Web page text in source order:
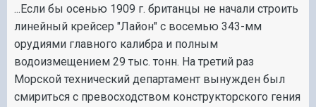
...Если бы осенью 1909 г. британцы не начали строить
линейный крейсер "Лайон" с восемью 343-мм
орудиями главного калибра и полным
водоизмещением 29 тыс. тонн. На третий раз
Морской технический департамент вынужден был
смириться с превосходством конструкторского гения